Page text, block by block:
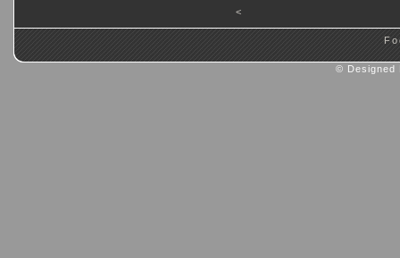
<
© Designed